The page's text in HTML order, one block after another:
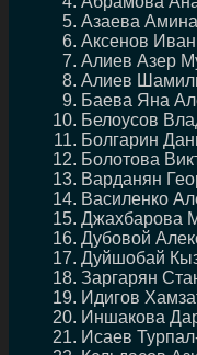
Азаева
Аксенов
Алиев Азер
Алиев
Баева Яна
Белоусов
Болгарин
Болотова
Варданян
Василенко
Джахбарова
Дубовой
Дуйшобай
Заргарян
Идигов
Иншакова
Исаев